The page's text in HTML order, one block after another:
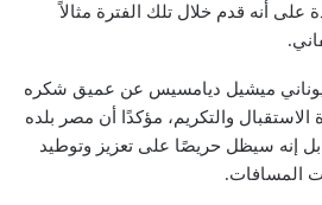
على أنه قدم خلال تلك الفترة مثالاً
ميشيل ديامسيس عن عميق شكره
الاستقبال والتكريم، مؤكدًا أن مصر بلده
بل إنه سيظل حريصًا على تعزيز وتوطيد
المسافات.